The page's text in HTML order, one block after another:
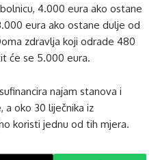
4.000 eura ako ostane
eura ako ostane dulje od
zdravlja koji odrade 480
će se 5.000 eura.
najam stanova i
oko 30 liječnika iz
koristi jednu od tih mjera.